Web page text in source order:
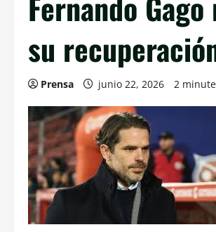
su
Prensa junio 22, 2026 2